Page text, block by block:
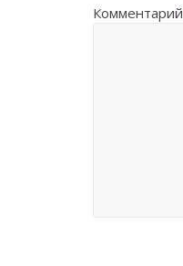
Комментарий